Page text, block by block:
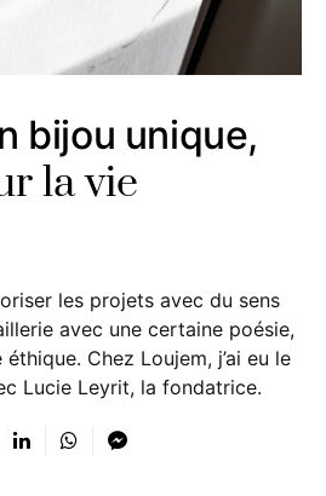
bijou unique,
la vie
les projets avec du sens
avec une certaine poésie,
Chez Loujem, j’ai eu le
Lucie Leyrit, la fondatrice.